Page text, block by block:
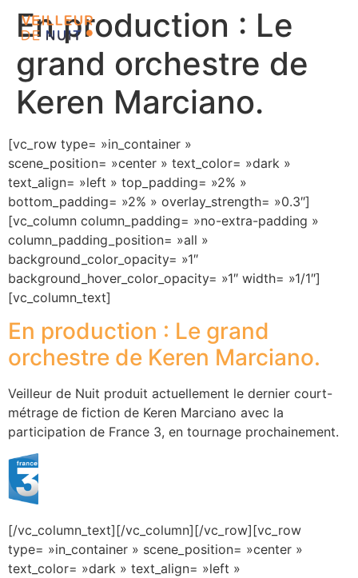
En production : Le
grand orchestre de
Keren Marciano.
[vc_row type= »in_container »
scene_position= »center » text_color= »dark »
text_align= »left » top_padding= »2% »
bottom_padding= »2% » overlay_strength= »0.3″]
[vc_column column_padding= »no-extra-padding »
column_padding_position= »all »
background_color_opacity= »1″
background_hover_color_opacity= »1″ width= »1/1″]
[vc_column_text]
En production : Le grand
orchestre de Keren Marciano.
Veilleur de Nuit produit actuellement le dernier court-
métrage de fiction de Keren Marciano avec la
participation de France 3, en tournage prochainement.
[/vc_column_text][/vc_column][/vc_row][vc_row
type= »in_container » scene_position= »center »
text_color= »dark » text_align= »left »